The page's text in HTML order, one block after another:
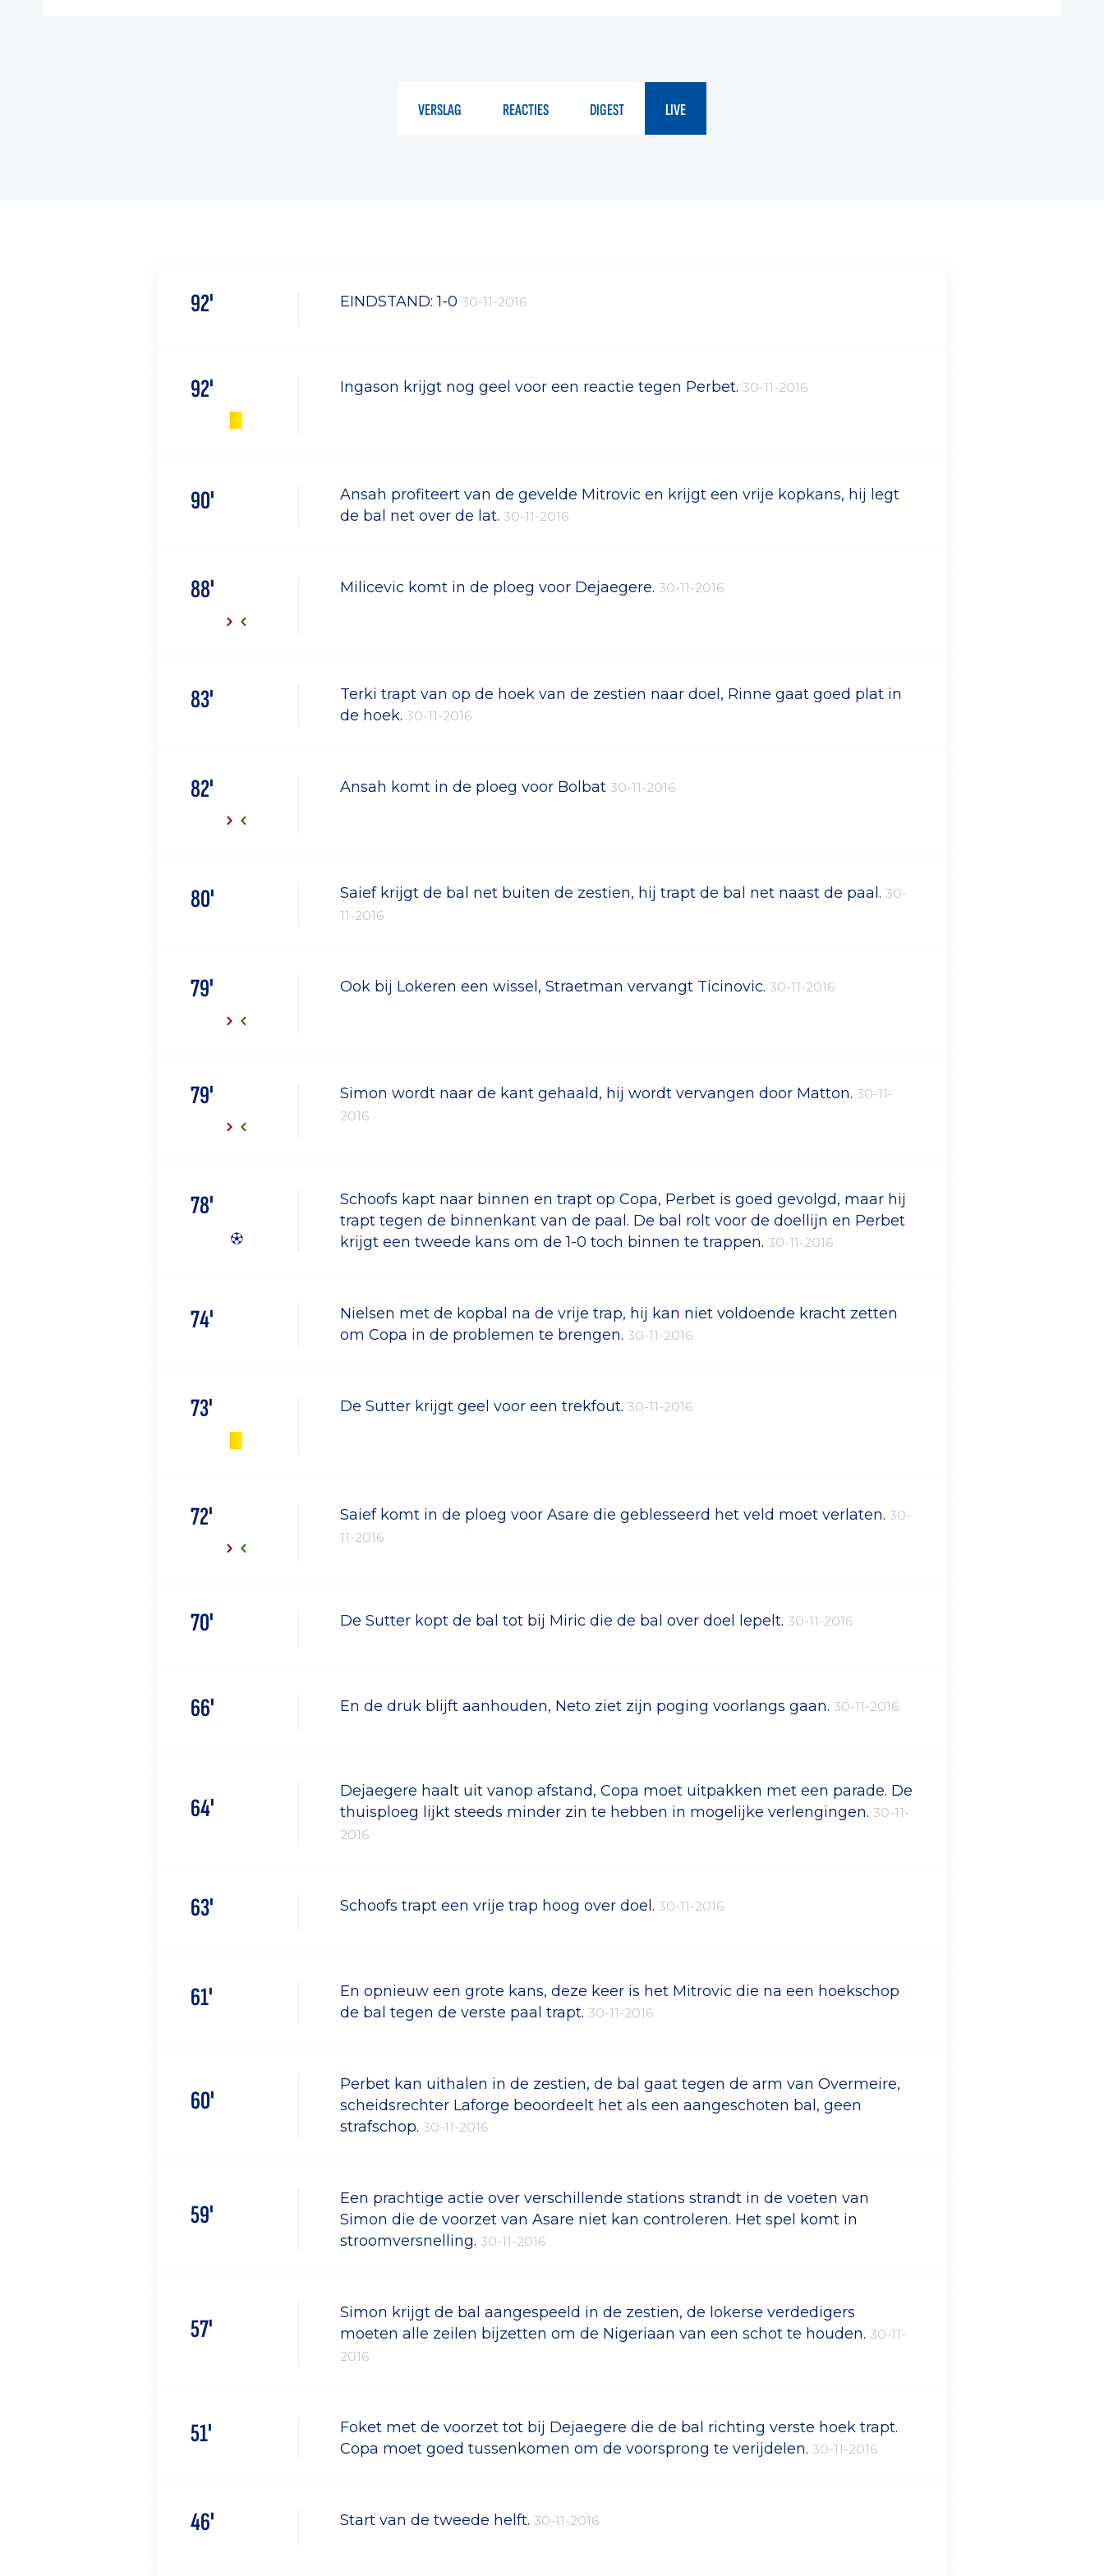
VERSLAG REACTIES DIGEST LIVE
92' EINDSTAND: 1-0 30-11-2016
92' Ingason krijgt nog geel voor een reactie tegen Perbet. 30-11-2016
90'
Ansah profiteert van de gevelde Mitrovic en krijgt een vrije kopkans, hij legt
de bal net over de lat. 30-11-2016
88' Milicevic komt in de ploeg voor Dejaegere. 30-11-2016
83'
Terki trapt van op de hoek van de zestien naar doel, Rinne gaat goed plat in
de hoek. 30-11-2016
82' Ansah komt in de ploeg voor Bolbat 30-11-2016
80' Saief krijgt de bal net buiten de zestien, hij trapt de bal net naast de paal. 30-
11-2016
79' Ook bij Lokeren een wissel, Straetman vervangt Ticinovic. 30-11-2016
79' Simon wordt naar de kant gehaald, hij wordt vervangen door Matton. 30-11-
2016
78'
Schoofs kapt naar binnen en trapt op Copa, Perbet is goed gevolgd, maar hij
trapt tegen de binnenkant van de paal. De bal rolt voor de doellijn en Perbet
krijgt een tweede kans om de 1-0 toch binnen te trappen. 30-11-2016
74'
Nielsen met de kopbal na de vrije trap, hij kan niet voldoende kracht zetten
om Copa in de problemen te brengen. 30-11-2016
73' De Sutter krijgt geel voor een trekfout. 30-11-2016
72' Saief komt in de ploeg voor Asare die geblesseerd het veld moet verlaten. 30-
11-2016
70' De Sutter kopt de bal tot bij Miric die de bal over doel lepelt. 30-11-2016
66' En de druk blijft aanhouden, Neto ziet zijn poging voorlangs gaan. 30-11-2016
64'
Dejaegere haalt uit vanop afstand, Copa moet uitpakken met een parade. De
thuisploeg lijkt steeds minder zin te hebben in mogelijke verlengingen. 30-11-
2016
63' Schoofs trapt een vrije trap hoog over doel. 30-11-2016
61'
En opnieuw een grote kans, deze keer is het Mitrovic die na een hoekschop
de bal tegen de verste paal trapt. 30-11-2016
60'
Perbet kan uithalen in de zestien, de bal gaat tegen de arm van Overmeire,
scheidsrechter Laforge beoordeelt het als een aangeschoten bal, geen
strafschop. 30-11-2016
59'
Een prachtige actie over verschillende stations strandt in de voeten van
Simon die de voorzet van Asare niet kan controleren. Het spel komt in
stroomversnelling. 30-11-2016
57'
Simon krijgt de bal aangespeeld in de zestien, de lokerse verdedigers
moeten alle zeilen bijzetten om de Nigeriaan van een schot te houden. 30-11-
2016
51'
Foket met de voorzet tot bij Dejaegere die de bal richting verste hoek trapt.
Copa moet goed tussenkomen om de voorsprong te verijdelen. 30-11-2016
46' Start van de tweede helft. 30-11-2016